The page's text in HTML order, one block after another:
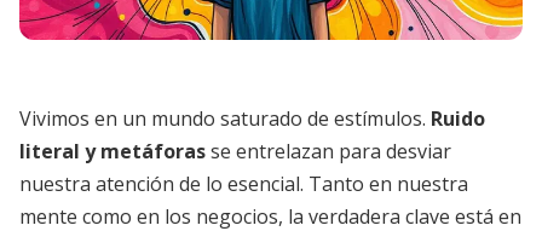
Vivimos en un mundo saturado de estímulos. Ruido
literal y metáforasse entrelazan para desviar
nuestra atención de lo esencial. Tanto en nuestra
mente como en los negocios, la verdadera clave está en